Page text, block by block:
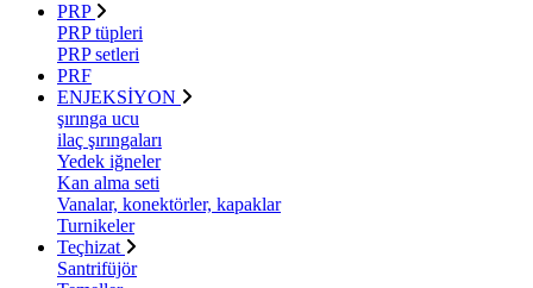
PRP
PRP tüpleri
PRP setleri
PRF
ENJEKSİYON
şırınga ucu
ilaç şırıngaları
Yedek iğneler
Kan alma seti
Vanalar, konektörler, kapaklar
Turnikeler
Teçhizat
Santrifüjör